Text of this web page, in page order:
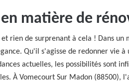
matière de
rien de surprenant à cela ! Dans
Qu'il s'agisse de redonner vie
actuelles, les possibilités sont
À Vomecourt Sur Madon (88500),